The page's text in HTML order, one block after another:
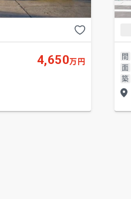
4,650万円 間
面
築